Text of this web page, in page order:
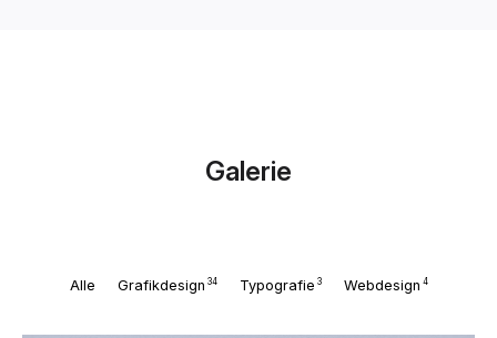
Galerie
Alle Grafikdesign 34 Typografie 3 Webdesign 4